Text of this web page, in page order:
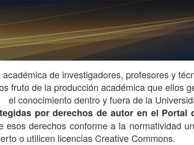
de investigadores, profesores y
fruto de la producción académica que ellos
el conocimiento dentro y fuera de la
por derechos de autor en el Portal
esos derechos conforme a la normatividad
o utilicen licencias Creative Commons.